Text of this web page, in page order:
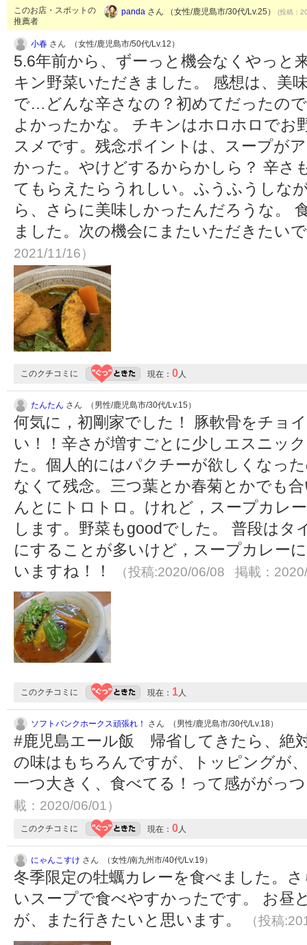
このお店・スポットの
推薦者
panda さん （女性/鹿児島市/30代/Lv.25） (投稿：
小春 さん （女性/鹿児島市/50代/Lv.12）
5.6年前から、ずーっと機会なくやっと
キン野菜いただきました。 感想は、美
で…どんな辛さなの？初めてだったの
よかったかな。 チキンはホロホロでお
スメです。残念ポイントは、スープが
かった。やけどするからかしら？ 辛さ
てもらえたらうれしい。ふうふうしな
ら、さらに美味しかったんだろうな。
ました。次の機会にまたいただきたい
2021/11/16）
このクチコミに 現在： 0人
たんたん さん （男性/鹿児島市/30代/Lv.15）
何気に，初剛家でした！ 豚軟骨をチョ
い！！辛さが増すごとに少しエスニッ
た。個人的にはパクチーが欲しくなっ
なくて残念。三つ葉とか春菊とかでも
んとにトロトロ。けれど，スープカレ
します。野菜もgoodでした。 普段はタ
にすることが多いけど，スープカレー
いますね！！
（投稿:2020/06/08 掲載：
このクチコミに 現在： 1人
ソフトバンクホークス頑張れ！ さん （男性/鹿児島市/30代/Lv.18）
#鹿児島エール飯 帰省してきたら、絶
の味はもちろんですが、トッピングが
一つ大きく、食べてる！って感ががっ
載：2020/06/01）
このクチコミに 現在： 0人
にゃんこすけ さん （女性/南九州市/40代/Lv.19）
冬季限定の牡蠣カレーを食べました。
いスープで食べやすかったです。 お昼
が、また行きたいと思います。
（投稿